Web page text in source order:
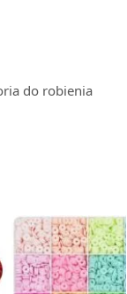
do robienia